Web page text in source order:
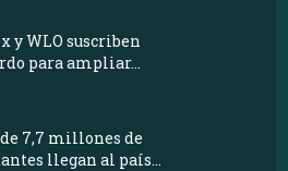
y WLO suscriben
para ampliar...
7,7 millones de
llegan al país...